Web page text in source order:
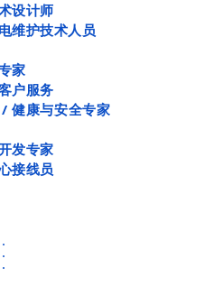
设计师
维护技术人员
家
户服务
健康与安全专家
发专家
接线员